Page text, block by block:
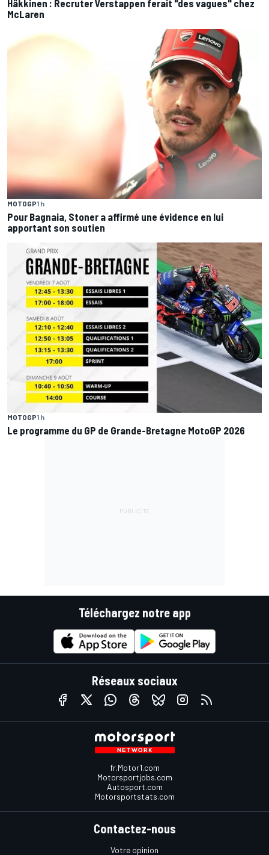
Häkkinen : Recruter Verstappen ferait "des vagues" chez
McLaren
MOTOGP1 h
Pour Bagnaia, Stoner a affirmé une évidence en lui
apportant son soutien
MOTOGP1 h
Le programme du GP de Grande-Bretagne MotoGP 2026
Téléchargez notre app
Réseaux sociaux
fr.Motor1.com
Motorsportjobs.com
Autosport.com
Motorsportstats.com
Contactez-nous
Votre opinion